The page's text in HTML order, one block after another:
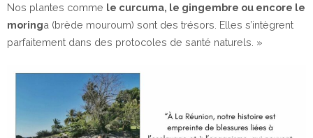
Nos plantes comme le curcuma, le gingembre ou encore le
moringa (brède mouroum) sont des trésors. Elles s’intègrent
parfaitement dans des protocoles de santé naturels. »